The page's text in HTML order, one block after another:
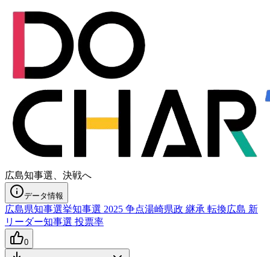
広島知事選、決戦へ
データ情報
広島県知事選挙知事選 2025 争点湯崎県政 継承 転換広島 新
リーダー知事選 投票率
0